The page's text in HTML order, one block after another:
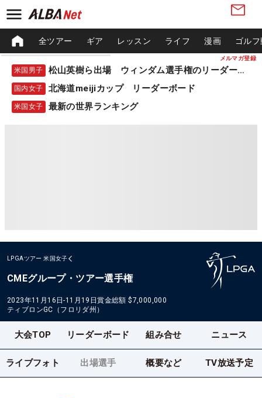
メルマガ登録
全ツアー ギア レッスン ライフ 漫画 ゴル
米国男子 松山英樹ら出場 ウィンダム選手権のリーダーボード
国内女子 北海道meijiカップ リーダーボード
米国女子 最新の世界ランキング
LPGAツアー 米国女子
CMEグループ・ツアー選手権
2023年11月16日-11月19日賞金総額 $7,000,000
ティブロンGC（フロリダ州）
大会TOP リーダーボード 組み合せ ニュース
ライブフォト 出場選手 概要など TV放送予定